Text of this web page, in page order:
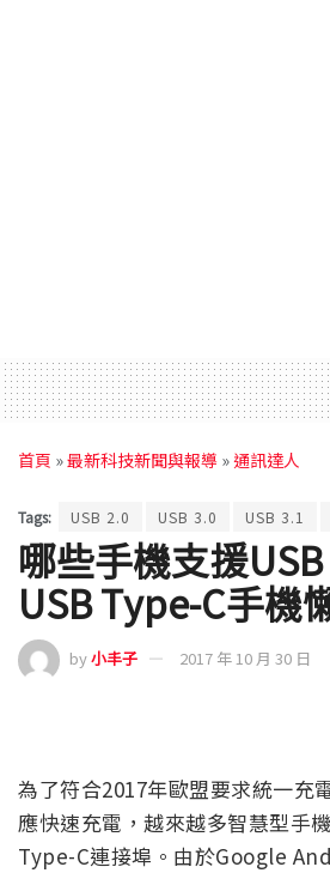
首頁 »最新科技新聞與報導 »通訊達人
Tags: USB 2.0 USB 3.0 USB 3.1
哪些手機支援
USB Type-C手機
by小丰子 2017 年 10 月 30 日
為了符合2017年歐盟要求統一充
應快速充電，越來越多智慧型手
Type-C連接埠。由於Google